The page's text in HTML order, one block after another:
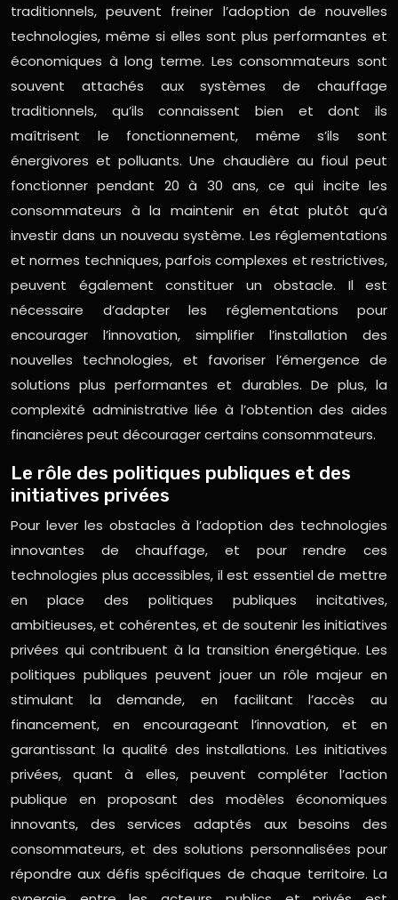
traditionnels, peuvent freiner l’adoption de nouvelles
technologies, même si elles sont plus performantes et
économiques à long terme. Les consommateurs sont
souvent attachés aux systèmes de chauffage
traditionnels, qu’ils connaissent bien et dont ils
maîtrisent le fonctionnement, même s’ils sont
énergivores et polluants. Une chaudière au fioul peut
fonctionner pendant 20 à 30 ans, ce qui incite les
consommateurs à la maintenir en état plutôt qu’à
investir dans un nouveau système. Les réglementations
et normes techniques, parfois complexes et restrictives,
peuvent également constituer un obstacle. Il est
nécessaire d’adapter les réglementations pour
encourager l’innovation, simplifier l’installation des
nouvelles technologies, et favoriser l’émergence de
solutions plus performantes et durables. De plus, la
complexité administrative liée à l’obtention des aides
financières peut décourager certains consommateurs.
Le rôle des politiques publiques et des
initiatives privées
Pour lever les obstacles à l’adoption des technologies
innovantes de chauffage, et pour rendre ces
technologies plus accessibles, il est essentiel de mettre
en place des politiques publiques incitatives,
ambitieuses, et cohérentes, et de soutenir les initiatives
privées qui contribuent à la transition énergétique. Les
politiques publiques peuvent jouer un rôle majeur en
stimulant la demande, en facilitant l’accès au
financement, en encourageant l’innovation, et en
garantissant la qualité des installations. Les initiatives
privées, quant à elles, peuvent compléter l’action
publique en proposant des modèles économiques
innovants, des services adaptés aux besoins des
consommateurs, et des solutions personnalisées pour
répondre aux défis spécifiques de chaque territoire. La